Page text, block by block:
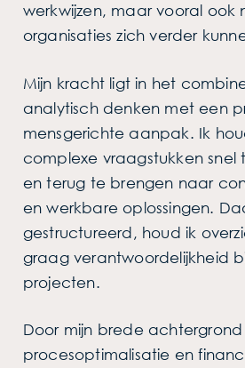
werkwijzen, maar vooral ook
organisaties zich verder
Mijn kracht ligt in het
analytisch denken met een
mensgerichte aanpak. Ik
complexe vraagstukken snel
en terug te brengen naar
en werkbare oplossingen.
gestructureerd, houd ik
graag verantwoordelijkheid
projecten.
Door mijn brede
procesoptimalisatie en